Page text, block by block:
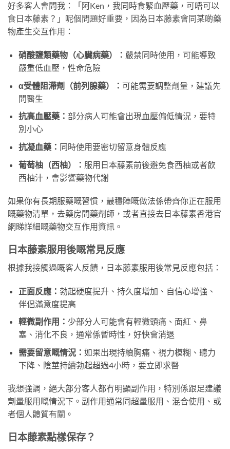
好多客人會問我：「阿Ken，我同時食緊血壓藥，可唔可以
食日本藤素？」呢個問題好重要，因為日本藤素會同某啲藥
物產生交互作用：
硝酸鹽類藥物（心臟病藥）： 嚴禁同時使用，可能導致
嚴重低血壓，性命危險
α受體阻滯劑（前列腺藥）： 可能需要調整劑量，建議先
問醫生
抗高血壓藥： 部分病人可能會出現血壓偏低情況，要特
別小心
抗凝血藥： 同時使用要密切留意身體反應
葡萄柚（西柚）： 服用日本藤素前後避免食西柚或者飲
西柚汁，會影響藥物代謝
如果你有長期服藥嘅習慣，最穩陣嘅做法係帶齊你正在服用
嘅藥物清單，去藥房問藥劑師，或者直接去日本藤素香港官
網睇詳細嘅藥物交互作用資訊。
日本藤素服用後嘅常見反應
根據我接觸過嘅客人反饋，日本藤素服用後常見反應包括：
正面反應： 勃起硬度提升、持久度增加、自信心增強、
伴侶滿意度提高
輕微副作用： 少部分人可能會有輕微頭痛、面紅、鼻
塞、消化不良，通常係暫時性，好快會消退
需要留意嘅情況： 如果出現持續胸痛、視力模糊、聽力
下降、陰莖持續勃起超過4小時，要立即求醫
我想強調，絕大部分客人都冇明顯副作用，特別係跟足建議
劑量服用嘅情況下。副作用通常同超量服用、混合使用、或
者個人體質有關。
日本藤素點樣保存？